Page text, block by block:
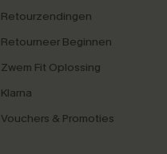
Retourzendingen
Retourneer Beginnen
Zwem Fit Oplossing
Klarna
Vouchers & Promoties